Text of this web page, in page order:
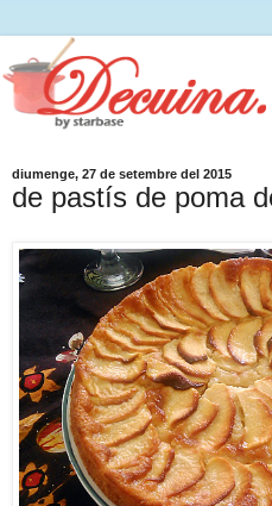
diumenge, 27 de setembre del 2015
de pastís de poma